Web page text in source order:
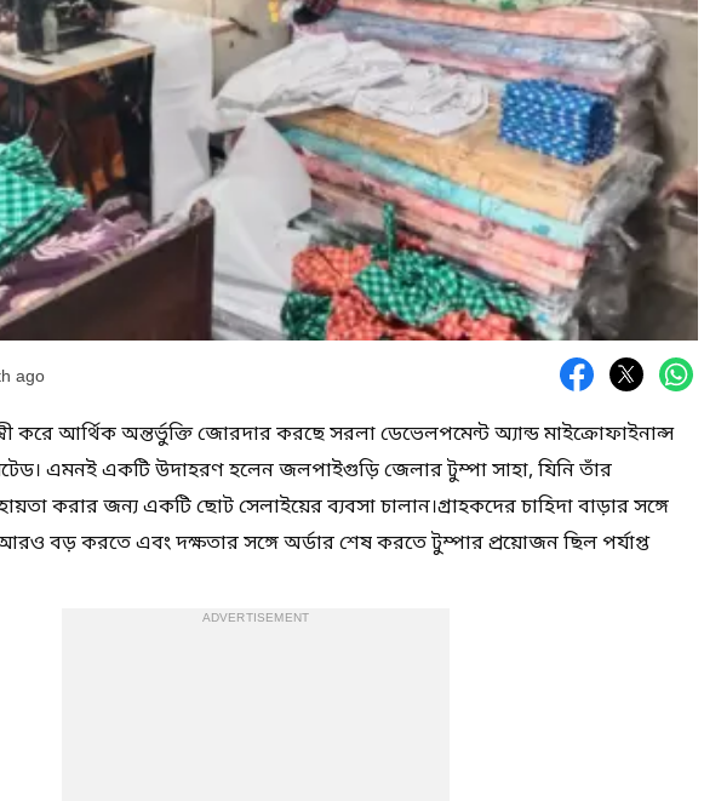
ago
করে আর্থিক অন্তর্ভুক্তি জোরদার করছে সরলা ডেভেলপমেন্ট অ্যান্ড মাইক্রোফাইনান্স
এমনই একটি উদাহরণ হলেন জলপাইগুড়ি জেলার টুম্পা সাহা, যিনি তাঁর
করার জন্য একটি ছোট সেলাইয়ের ব্যবসা চালান।গ্রাহকদের চাহিদা বাড়ার সঙ্গে
বড় করতে এবং দক্ষতার সঙ্গে অর্ডার শেষ করতে টুম্পার প্রয়োজন ছিল পর্যাপ্ত
ADVERTISEMENT